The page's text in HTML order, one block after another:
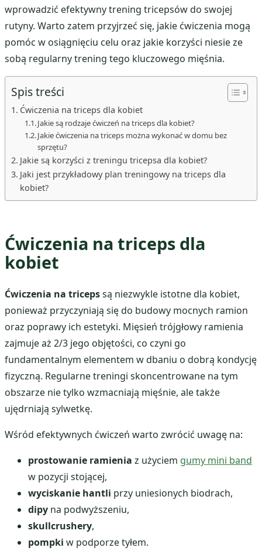
wprowadzić efektywny trening tricepsów do swojej
rutyny. Warto zatem przyjrzeć się, jakie ćwiczenia mogą
pomóc w osiągnięciu celu oraz jakie korzyści niesie ze
sobą regularny trening tego kluczowego mięśnia.
Spis treści
Ćwiczenia na triceps dla kobiet
Jakie są rodzaje ćwiczeń na triceps dla kobiet?
Jakie ćwiczenia na triceps można wykonać w domu bez
sprzętu?
Jakie są korzyści z treningu tricepsa dla kobiet?
Jaki jest przykładowy plan treningowy na triceps dla
kobiet?
Ćwiczenia na triceps dla
kobiet
Ćwiczenia na tricepssą niezwykle istotne dla kobiet,
ponieważ przyczyniają się do budowy mocnych ramion
oraz poprawy ich estetyki. Mięsień trójgłowy ramienia
zajmuje aż 2/3 jego objętości, co czyni go
fundamentalnym elementem w dbaniu o dobrą kondycję
fizyczną. Regularne treningi skoncentrowane na tym
obszarze nie tylko wzmacniają mięśnie, ale także
ujędrniają sylwetkę.
Wśród efektywnych ćwiczeń warto zwrócić uwagę na:
prostowanie ramienia z użyciem gumy mini band
w pozycji stojącej,
wyciskanie hantli przy uniesionych biodrach,
dipy na podwyższeniu,
skullcrushery,
pompki w podporze tyłem.